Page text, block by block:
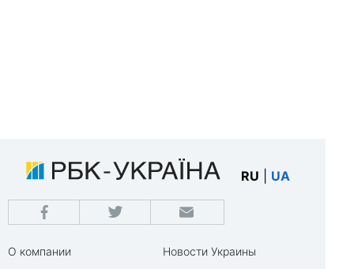
RU UA
О компании
Новости Украины